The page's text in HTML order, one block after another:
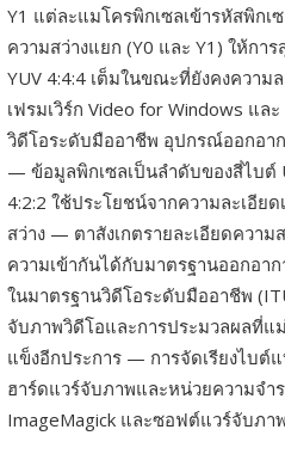
Y1 แต่ละแมโครพิกเซลเข้ารหัสพิก
ความสว่างแยก (Y0 และ Y1) ให้ก
YUV 4:4:4 เต็มในขณะที่ยังคงความ
เฟรมเวิร์ก Video for Windows แ
วิดีโอระดับมืออาชีพ อุปกรณ์ออกอา
— ข้อมูลพิกเซลเป็นลำดับของสี่ไบต์
4:2:2 ใช้ประโยชน์จากความละเอีย
สว่าง — ตาสังเกตรายละเอียดควา
ความเข้ากันได้กับมาตรฐานออกอา
ในมาตรฐานวิดีโอระดับมืออาชีพ
จับภาพวิดีโอและการประมวลผลที่แ
แข็งอีกประการ — การจัดเรียงไบต์
ฮาร์ดแวร์จับภาพและหน่วยความจำ
ImageMagick และซอฟต์แวร์จับภ